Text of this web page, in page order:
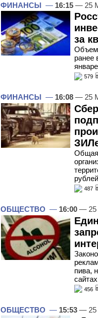
ФИНАНСЫ — 16:15 — 25
за
Объем
ранее
579
ФИНАНСЫ — 16:08 — 25
Общая
рублей
487
ОБЩЕСТВО — 16:00 — 25
пива,
сайтах
456
ОБЩЕСТВО — 15:53 — 25